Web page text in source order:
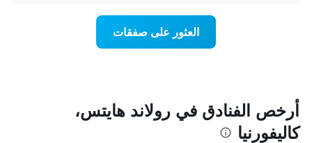
المخطط
1
محور
العثور على صفقات
أرخص الفنادق في رولاند هايتس،
كاليفورنيا